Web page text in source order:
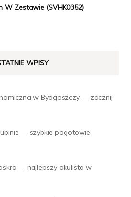
W Zestawie (SVHK0352)
WPISY
w Bydgoszczy — zacznij
— szybkie pogotowie
— najlepszy okulista w